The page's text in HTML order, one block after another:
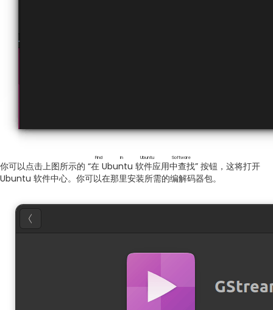
你可以点击上图所示的 “在 Ubuntu 软件应用中查找
Find in Ubuntu Software
” 按钮，这将打开
Ubuntu 软件中心。你可以在那里安装所需的编解码器包。